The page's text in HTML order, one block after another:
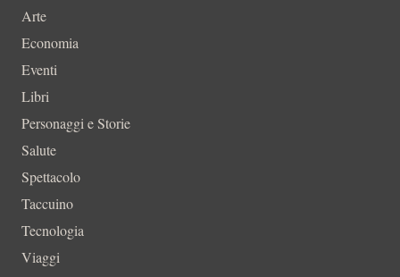
Arte
Economia
Eventi
Libri
Personaggi e Storie
Salute
Spettacolo
Taccuino
Tecnologia
Viaggi